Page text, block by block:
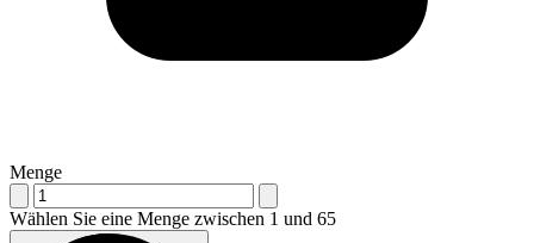
Menge
Wählen Sie eine Menge zwischen 1 und 65